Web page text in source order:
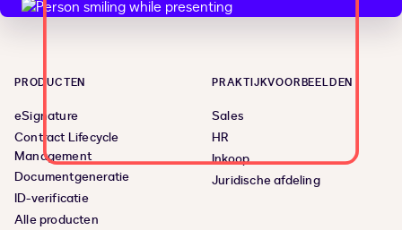
PRODUCTEN
eSignature
Contract Lifecycle
Management
Documentgeneratie
ID-verificatie
Alle producten
PRAKTIJKVOORBEELDEN
Sales
HR
Inkoop
Juridische afdeling